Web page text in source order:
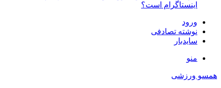
اینستاگرام است؟
ورود
نوشته تصادفی
سایدبار
منو
همسو ورزشی